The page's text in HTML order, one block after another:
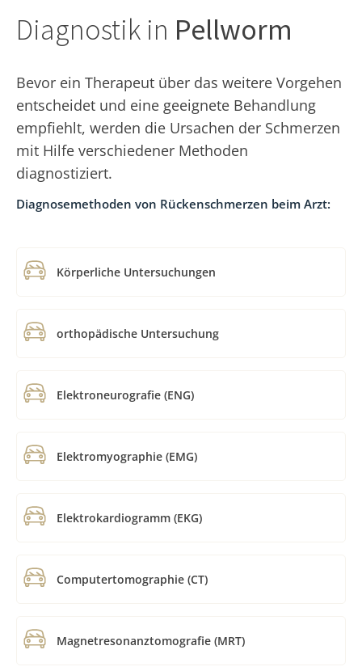
Diagnostik in Pellworm
Bevor ein Therapeut über das weitere Vorgehen
entscheidet und eine geeignete Behandlung
empfiehlt, werden die Ursachen der Schmerzen
mit Hilfe verschiedener Methoden
diagnostiziert.
Diagnosemethoden von Rückenschmerzen beim Arzt:
Körperliche Untersuchungen
orthopädische Untersuchung
Elektroneurografie (ENG)
Elektromyographie (EMG)
Elektrokardiogramm (EKG)
Computertomographie (CT)
Magnetresonanztomografie (MRT)